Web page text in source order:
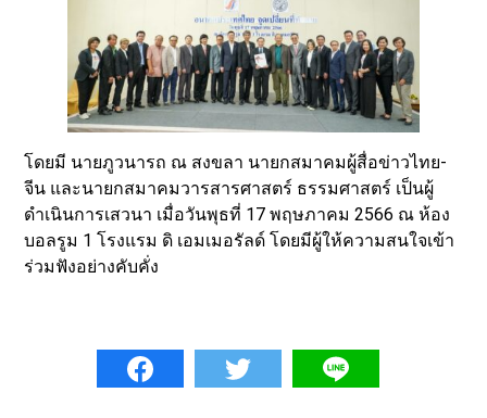
โดยมี นายภูวนารถ ณ สงขลา นายกสมาคมผู้สื่อข่าวไทย-
จีน และนายกสมาคมวารสารศาสตร์ ธรรมศาสตร์ เป็นผู้
ดำเนินการเสวนา เมื่อวันพุธที่ 17 พฤษภาคม 2566 ณ ห้อง
บอลรูม 1 โรงแรม ดิ เอมเมอรัลด์ โดยมีผู้ให้ความสนใจเข้า
ร่วมฟังอย่างคับคั่ง